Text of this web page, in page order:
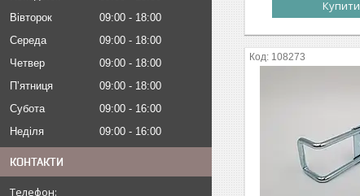
Вівторок
09:00
18:00
Середа
09:00
18:00
Четвер
09:00
18:00
Пʼятниця
09:00
18:00
Субота
09:00
16:00
Неділя
09:00 16:00
КОНТАКТИ
Купити
108273